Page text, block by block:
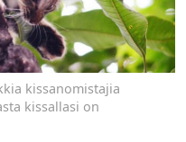
kissanomistajia
kissallasi on